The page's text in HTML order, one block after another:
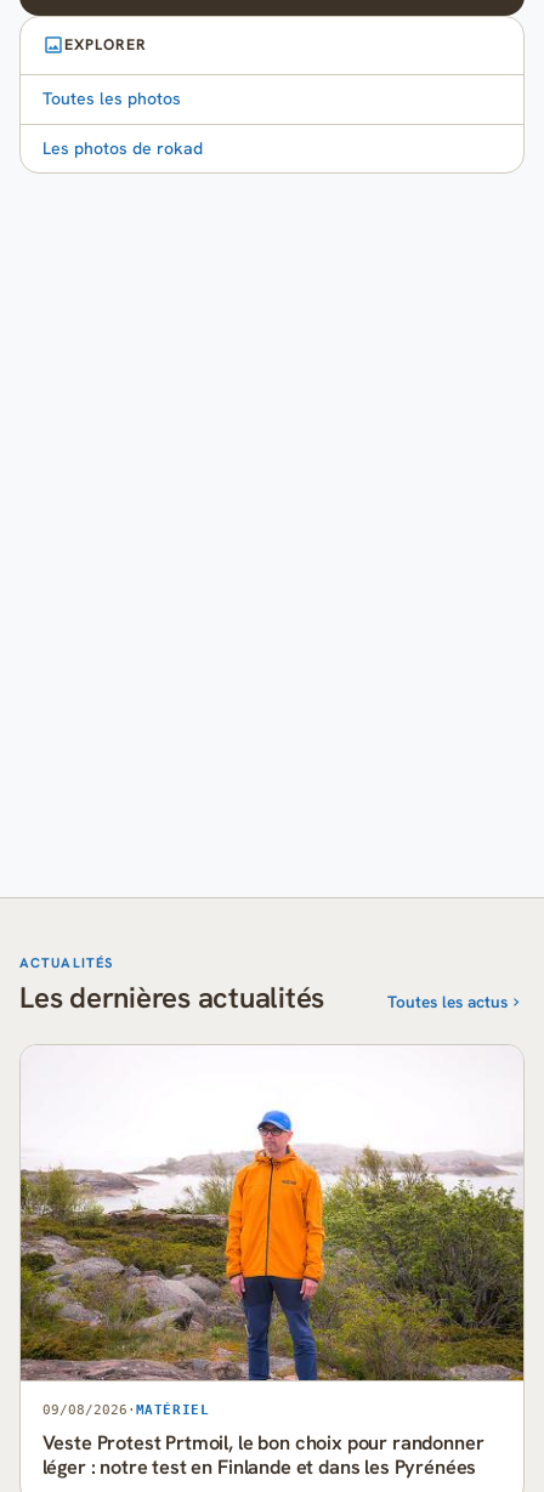
EXPLORER
Toutes les photos
Les photos de rokad
ACTUALITÉS
Les dernières actualités Toutes les actus
09/08/2026 · MATÉRIEL
Veste Protest Prtmoil, le bon choix pour randonner
léger : notre test en Finlande et dans les Pyrénées